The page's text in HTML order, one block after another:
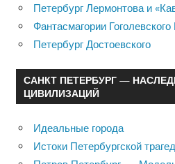
Петербург Лермонтова и
Фантасмагории
Петербург Достоевского
САНКТ ПЕТЕРБУРГ —
ЦИВИЛИЗАЦИЙ
Идеальные города
Истоки Петербургской